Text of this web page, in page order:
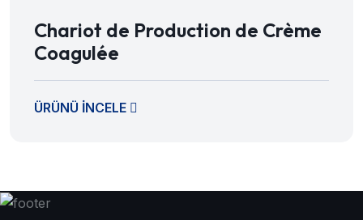
Chariot de Production de Crème
Coagulée
ÜRÜNÜ İNCELE